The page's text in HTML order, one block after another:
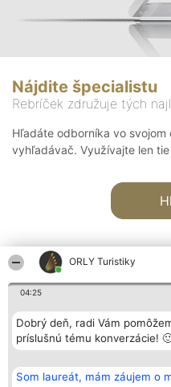
ORLY Turistiky
04:25
Dobrý deň, radi Vám
príslušnú tému konverzácie!
Som laureát, mám záujem o
Nájdite špecialistu
Rebríček združuje tých
Hľadáte odborníka vo svojom
vyhľadávač. Využívajte len
Organizátor hodnotenia
Bright Side Solutions sp. z o.
o. sp. k.
Wrocław 50-079
KRS 0000749100 | Regon
Lista